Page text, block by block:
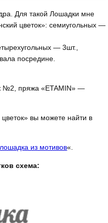
Для такой Лошадки мне
цветок»: семиугольных —
— 3шт.,
посредине.
№2, пряжа «ETAMIN» —
вы можете найти в
из мотивов«.
схема: